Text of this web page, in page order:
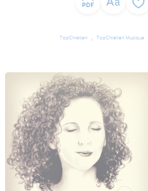
TopChrétien TopChrétien Musique